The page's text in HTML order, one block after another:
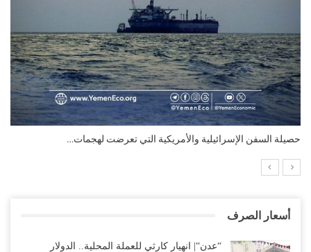
التضخم السنوي لمنطقة اليورو.. “إنفوجرافيك“..!
أسعار الصرف
“عدن“| انهيار كارثي للعملة المحلية.. الدولار